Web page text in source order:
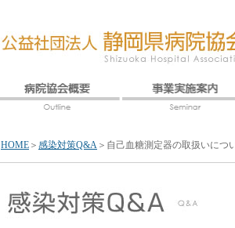
HOME ＞ 感染対策Q&A ＞ 自己血糖測定器の取扱いにつ